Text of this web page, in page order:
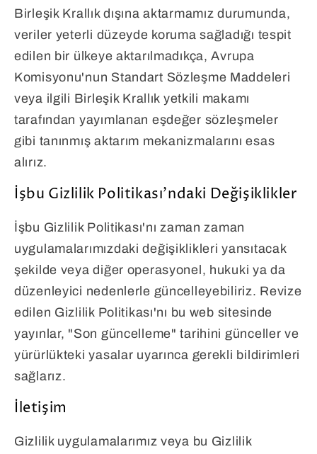
Birleşik Krallık dışına aktarmamız durumunda,
veriler yeterli düzeyde koruma sağladığı tespit
edilen bir ülkeye aktarılmadıkça, Avrupa
Komisyonu'nun Standart Sözleşme Maddeleri
veya ilgili Birleşik Krallık yetkili makamı
tarafından yayımlanan eşdeğer sözleşmeler
gibi tanınmış aktarım mekanizmalarını esas
alırız.
İşbu Gizlilik Politikası'ndaki Değişiklikler
İşbu Gizlilik Politikası'nı zaman zaman
uygulamalarımızdaki değişiklikleri yansıtacak
şekilde veya diğer operasyonel, hukuki ya da
düzenleyici nedenlerle güncelleyebiliriz. Revize
edilen Gizlilik Politikası'nı bu web sitesinde
yayınlar, "Son güncelleme" tarihini günceller ve
yürürlükteki yasalar uyarınca gerekli bildirimleri
sağlarız.
İletişim
Gizlilik uygulamalarımız veya bu Gizlilik